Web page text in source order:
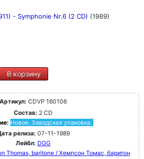
- Symphonie Nr.6 (2 CD) (1989)
В корзину
Артикул: CDVP 160106
Состав: 2 CD
Новое. Заводская упаковка.
релиза: 07-11-1989
Лейбл: DGG
Thomas, baritone / Хемпсон Томас, баритон